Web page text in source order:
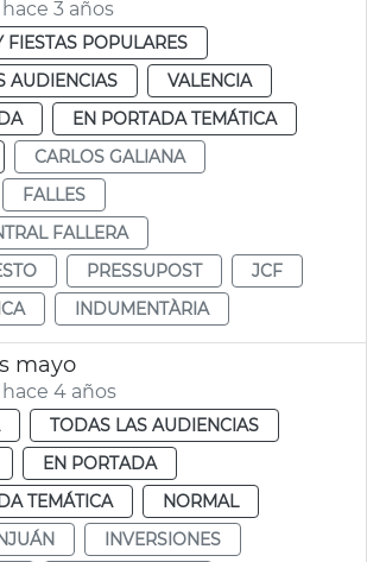
3 años
FIESTAS POPULARES
AUDIENCIAS
VALENCIA
EN PORTADA TEMÁTICA
CARLOS GALIANA
FALLES
FALLERA
PRESSUPOST
JCF
INDUMENTÀRIA
mayo
4 años
TODAS LAS AUDIENCIAS
EN PORTADA
TEMÁTICA
NORMAL
INVERSIONES